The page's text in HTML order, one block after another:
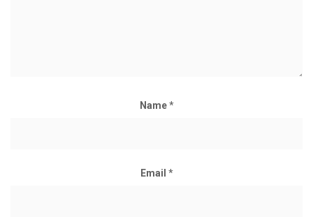
Name*
Email *